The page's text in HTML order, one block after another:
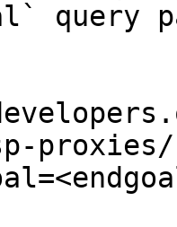
query
proxies/